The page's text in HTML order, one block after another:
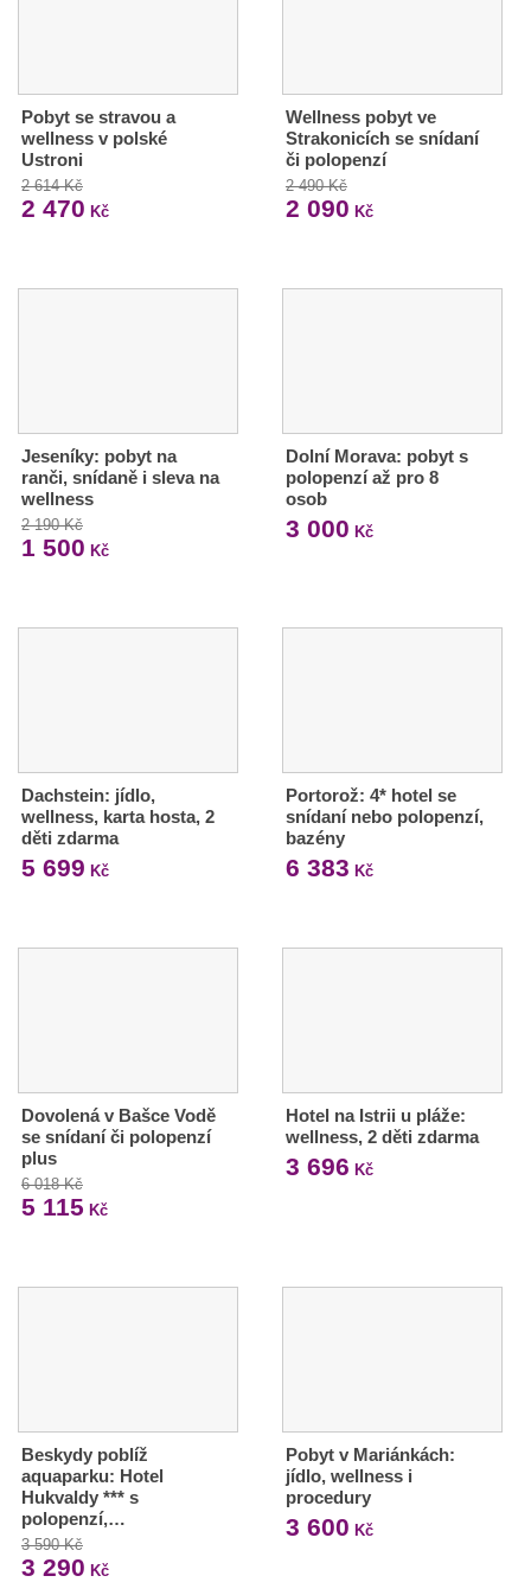
Pobyt se stravou a
wellness v polské
Ustroni
2 614 Kč
2 470 Kč
Wellness pobyt ve
Strakonicích se snídaní
či polopenzí
2 490 Kč
2 090 Kč
Jeseníky: pobyt na
ranči, snídaně i sleva na
wellness
2 190 Kč
1 500 Kč
Dolní Morava: pobyt s
polopenzí až pro 8
osob
3 000 Kč
Dachstein: jídlo,
wellness, karta hosta, 2
děti zdarma
5 699 Kč
Portorož: 4* hotel se
snídaní nebo polopenzí,
bazény
6 383 Kč
Dovolená v Bašce Vodě
se snídaní či polopenzí
plus
6 018 Kč
5 115 Kč
Hotel na Istrii u pláže:
wellness, 2 děti zdarma
3 696 Kč
Beskydy poblíž
aquaparku: Hotel
Hukvaldy *** s
polopenzí,…
3 590 Kč
3 290 Kč
Pobyt v Mariánkách:
jídlo, wellness i
procedury
3 600 Kč